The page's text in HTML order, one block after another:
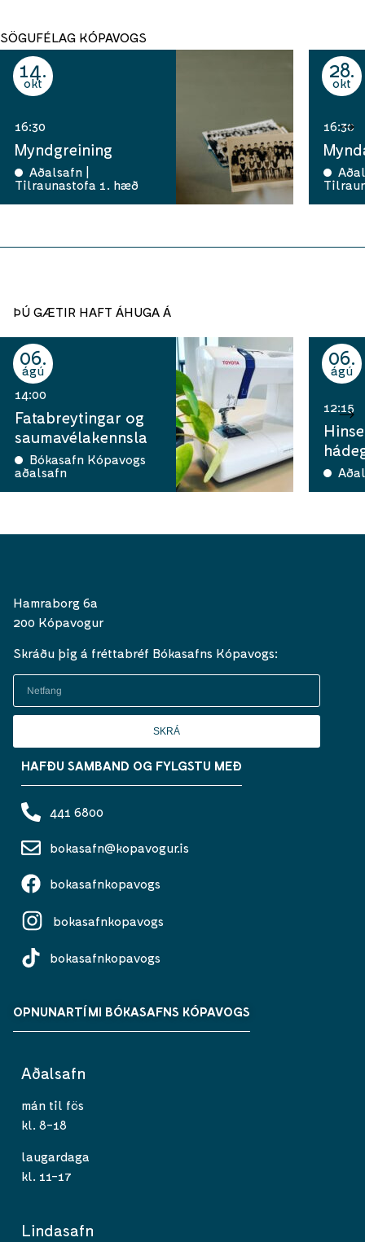
SÖGUFÉLAG KÓPAVOGS
14
okt
16:30
Myndgreining
Aðalsafn |
Tilraunastofa 1. hæð
28
okt
16:30
ÞÚ GÆTIR HAFT ÁHUGA Á
06
ágú
14:00
Fatabreytingar og
saumavélakennsla
Bókasafn Kópavogs
aðalsafn
06
ágú
12:15
Hamraborg 6a
200 Kópavogur
Skráðu þig á fréttabréf Bókasafns Kópavogs:
SKRÁ
HAFÐU SAMBAND OG FYLGSTU MEÐ
441 6800
bokasafn@kopavogur.is
bokasafnkopavogs
bokasafnkopavogs
bokasafnkopavogs
OPNUNARTÍMI BÓKASAFNS KÓPAVOGS
Aðalsafn
mán til fös
kl. 8-18
laugardaga
kl. 11-17
Lindasafn